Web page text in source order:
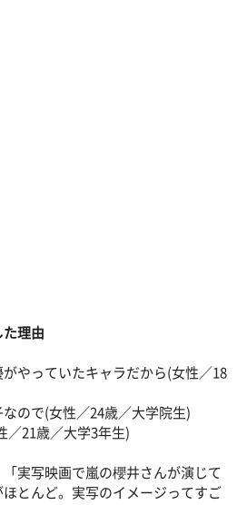
理由
がやっていたキャラだから(女性／18
なので(女性／24歳／大学院生)
／21歳／大学3年生)
実写映画で嵐の櫻井さんが演じて
とんど。実写のイメージってすご